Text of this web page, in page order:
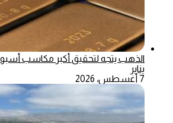
الذهب يتجه لتحقيق أكبر مكاسب
يناير
7 أغسطس، 2026